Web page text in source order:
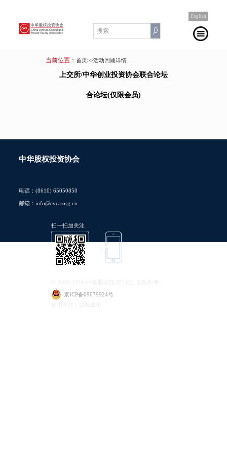
English
当前位置： 首页>>活动回顾详情
上交所/中华创业投资协会联合论坛
合论坛(仅限会员)
中华股权投资协会
电话：(8610) 65050850
邮箱：info@cvca.org.cn
扫一扫加关注
京ICP备09079924号